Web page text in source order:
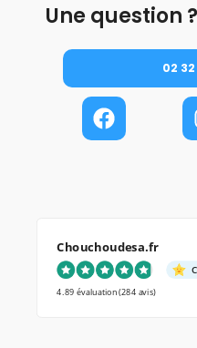
Une question
02 32
Chouchoudesa.fr
4.89 évaluation(284 avis)